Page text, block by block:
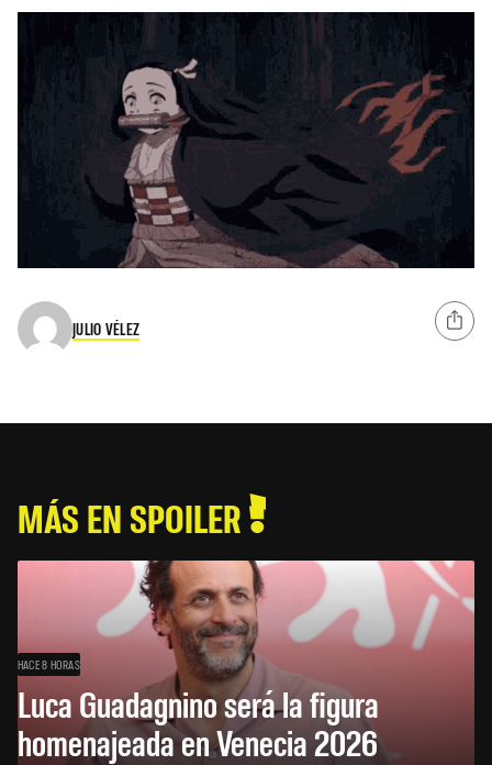
JULIO VÉLEZ
MÁS EN SPOILER
HACE 8 HORAS
Luca Guadagnino será la figura
homenajeada en Venecia 2026